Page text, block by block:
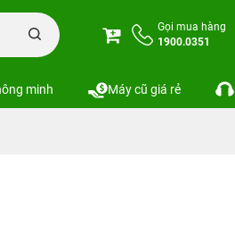
Gọi mua hàng
1900.0351
minh Máy cũ giá rẻ